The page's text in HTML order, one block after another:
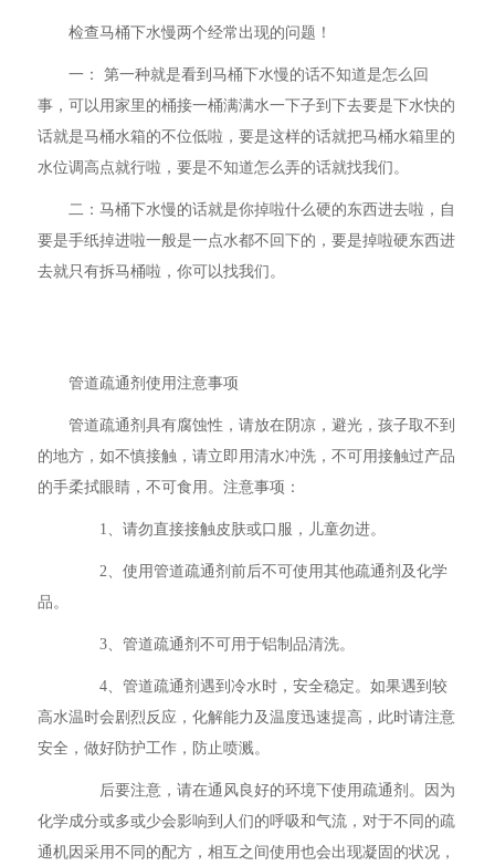
检查马桶下水慢两个经常出现的问题！
一： 第一种就是看到马桶下水慢的话不知道是怎么回
事，可以用家里的桶接一桶满满水一下子到下去要是下水快的
话就是马桶水箱的不位低啦，要是这样的话就把马桶水箱里的
水位调高点就行啦，要是不知道怎么弄的话就找我们。
二：马桶下水慢的话就是你掉啦什么硬的东西进去啦，自
要是手纸掉进啦一般是一点水都不回下的，要是掉啦硬东西进
去就只有拆马桶啦，你可以找我们。
管道疏通剂使用注意事项
管道疏通剂具有腐蚀性，请放在阴凉，避光，孩子取不到
的地方，如不慎接触，请立即用清水冲洗，不可用接触过产品
的手柔拭眼睛，不可食用。注意事项：
1、请勿直接接触皮肤或口服，儿童勿进。
2、使用管道疏通剂前后不可使用其他疏通剂及化学
品。
3、管道疏通剂不可用于铝制品清洗。
4、管道疏通剂遇到冷水时，安全稳定。如果遇到较
高水温时会剧烈反应，化解能力及温度迅速提高，此时请注意
安全，做好防护工作，防止喷溅。
后要注意，请在通风良好的环境下使用疏通剂。因为
化学成分或多或少会影响到人们的呼吸和气流，对于不同的疏
通机因采用不同的配方，相互之间使用也会出现凝固的状况，